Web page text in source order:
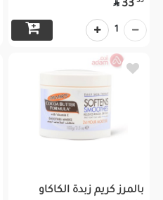
33

1
بالمرز كريم زبدة الكاكاو